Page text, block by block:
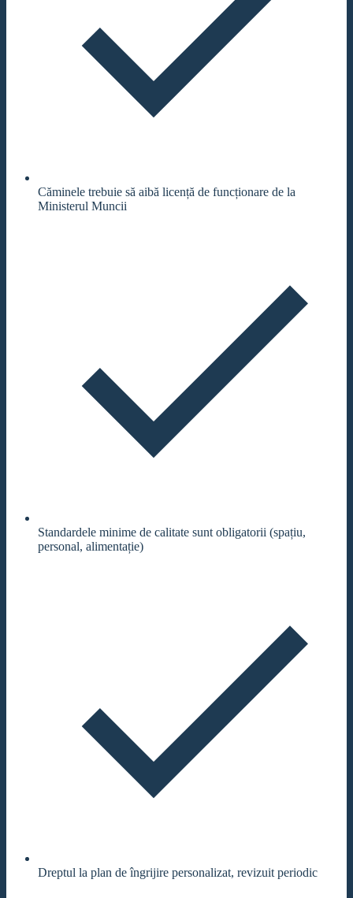
Căminele trebuie să aibă licență de funcționare de la
Ministerul Muncii
Standardele minime de calitate sunt obligatorii (spațiu,
personal, alimentație)
Dreptul la plan de îngrijire personalizat, revizuit periodic